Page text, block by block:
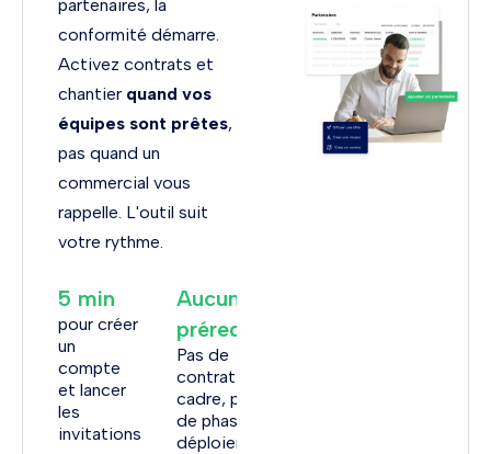
partenaires, la
conformité démarre.
Activez contrats et
chantier quand vos
équipes sont prêtes,
pas quand un
commercial vous
rappelle. L'outil suit
votre rythme.
5 min
pour créer
un
compte
et lancer
les
invitations
Aucun
prérequis
Pas de
contrat
cadre, pas
de phase de
déploiement